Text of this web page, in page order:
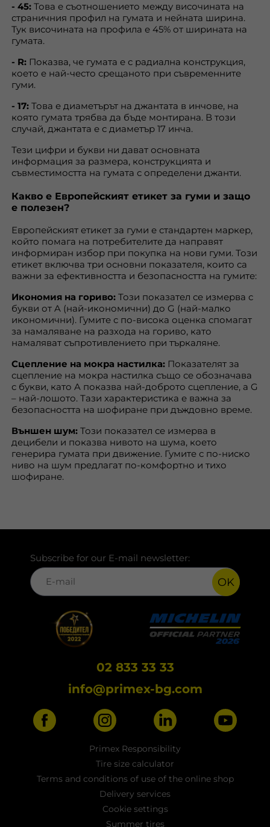
- 45: Това е съотношението между височината на
страничния профил на гумата и нейната ширина.
Тук височината на профила е 45% от ширината на
гумата.
- R: Показва, че гумата е с радиална конструкция,
което е най-често срещаното при съвременните
гуми.
- 17: Това е диаметърът на джантата в инчове, на
която гумата трябва да бъде монтирана. В този
случай, джантата е с диаметър 17 инча.
Тези цифри и букви ни дават основната
информация за размера, конструкцията и
съвместимостта на гумата с определени джанти.
Какво е Европейският етикет за гуми и защо
е полезен?
Европейският етикет за гуми е стандартен маркер,
който помага на потребителите да направят
информиран избор при покупка на нови гуми. Този
етикет включва три основни показателя, които са
важни за ефективността и безопасността на гумите:
Икономия на гориво: Този показател се измерва с
букви от A (най-икономични) до G (най-малко
икономични). Гумите с по-висока оценка спомагат
за намаляване на разхода на гориво, като
намаляват съпротивлението при търкаляне.
Сцепление на мокра настилка: Показателят за
сцепление на мокра настилка също се обозначава
с букви, като A показва най-доброто сцепление, а G
– най-лошото. Тази характеристика е важна за
безопасността на шофиране при дъждовно време.
Външен шум: Този показател се измерва в
децибели и показва нивото на шума, което
генерира гумата при движение. Гумите с по-ниско
ниво на шум предлагат по-комфортно и тихо
шофиране.
Subscribe for our E-mail newsletter:
OK
02 833 33 33
info@primex-bg.com
Primex Responsibility
Tire size calculator
Terms and conditions of use of the online shop
Delivery services
Cookie settings
Summer tires